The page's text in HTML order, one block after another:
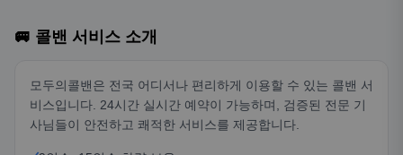
🚐 콜밴 서비스 소개
모두의콜밴은 전국 어디서나 편리하게 이용할 수 있는 콜밴 서
비스입니다. 24시간 실시간 예약이 가능하며, 검증된 전문 기
사님들이 안전하고 쾌적한 서비스를 제공합니다.